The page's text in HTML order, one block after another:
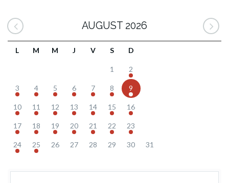
AUGUST 2026
L M M J V S D
1 2
3 4 5 6 7 8 9
10 11 12 13 14 15 16
17 18 19 20 21 22 23
24 25 26 27 28 29 30 31